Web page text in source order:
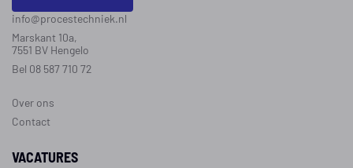
info@procestechniek.nl
Marskant 10a,
7551 BV Hengelo
Bel 08 587 710 72
Over ons
Contact
VACATURES